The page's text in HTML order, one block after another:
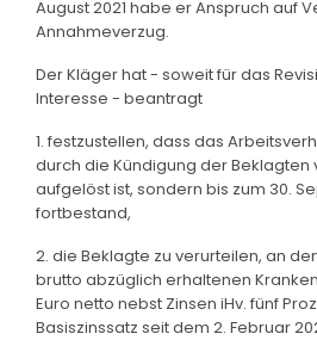
August 2021 habe er Anspruch auf
Annahmeverzug.
Der Kläger hat - soweit für das
Interesse - beantragt
1. festzustellen, dass das
durch die Kündigung der Beklagten
aufgelöst ist, sondern bis zum 30.
fortbestand,
2. die Beklagte zu verurteilen, an
brutto abzüglich erhaltenen
Euro netto nebst Zinsen iHv. fünf
Basiszinssatz seit dem 2. Februar